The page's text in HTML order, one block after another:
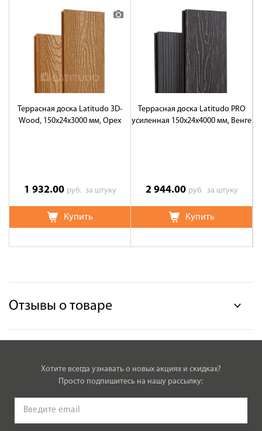
Террасная доска Latitudo 3D-
Wood, 150х24х3000 мм, Орех
1 932.00 руб. за штуку
Купить
Террасная доска Latitudo PRO
усиленная 150х24х4000 мм, Венге
2 944.00 руб. за штуку
Купить
Отзывы о товаре
Хотите всегда узнавать о новых акциях и скидках?
Просто подпишитесь на нашу рассылку: